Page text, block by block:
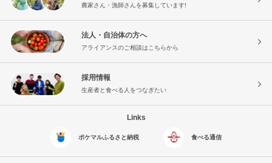
農家さん・漁師さんを募集しています!
法人・自治体の方へ
アライアンスのご相談はこちらから
採用情報
生産者と食べる人をつなぎたい
Links
ポケマルふるさと納税 食べる通信